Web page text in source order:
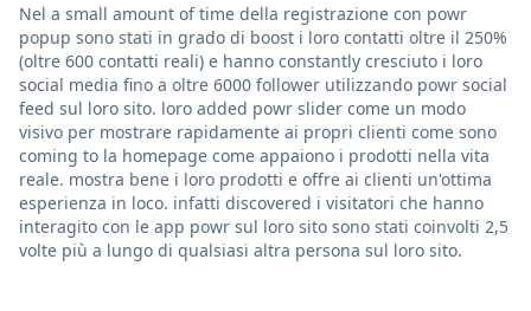
Nel a small amount of time della registrazione con powr
popup sono stati in grado di boost i loro contatti oltre il 250%
(oltre 600 contatti reali) e hanno constantly cresciuto i loro
social media fino a oltre 6000 follower utilizzando powr social
feed sul loro sito. loro added powr slider come un modo
visivo per mostrare rapidamente ai propri clienti come sono
coming to la homepage come appaiono i prodotti nella vita
reale. mostra bene i loro prodotti e offre ai clienti un'ottima
esperienza in loco. infatti discovered i visitatori che hanno
interagito con le app powr sul loro sito sono stati coinvolti 2,5
volte più a lungo di qualsiasi altra persona sul loro sito.